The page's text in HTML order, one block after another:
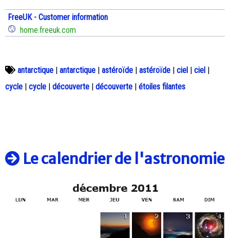
FreeUK - Customer information
home.freeuk.com
antarctique | antarctique | astéroïde | astéroïde | ciel | ciel |
cycle | cycle | découverte | découverte | étoiles filantes
Le calendrier de l'astronomie